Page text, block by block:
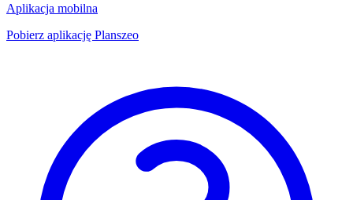
Aplikacja mobilna
Pobierz aplikację Planszeo